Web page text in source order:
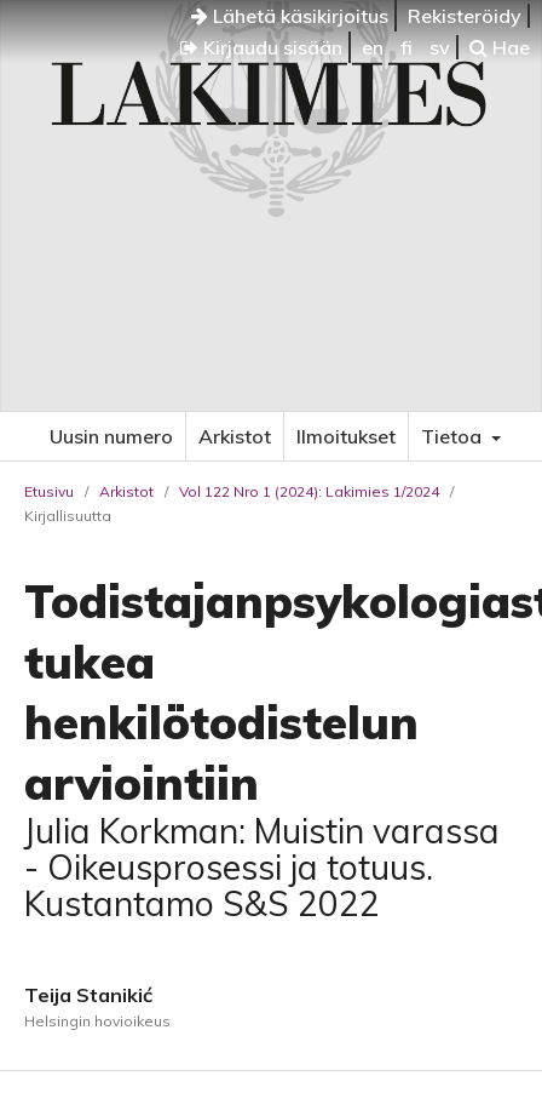
Lähetä käsikirjoitus
Rekisteröidy
Kirjaudu sisään
en fi sv Hae
Uusin numero Arkistot Ilmoitukset Tietoa
Etusivu / Arkistot / Vol 122 Nro 1 (2024): Lakimies 1/2024 /
Kirjallisuutta
tukea
henkilötodistelun
arviointiin
Julia Korkman: Muistin varassa
- Oikeusprosessi ja totuus.
Kustantamo S&S 2022
Teija Stanikić
Helsingin hovioikeus